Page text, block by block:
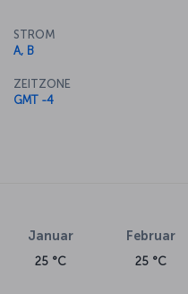
STROM
A, B
ZEITZONE
GMT -4
Januar
25 °C
Februar
25 °C